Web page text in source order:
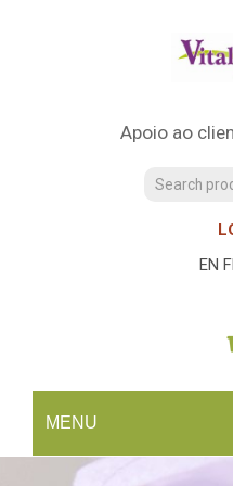
Apoio ao
EN
MENU
You have no items in
SUBTOTAL: